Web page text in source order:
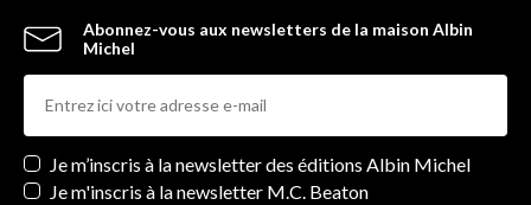
Abonnez-vous aux newsletters de la maison Albin
Michel
Newsletters
Je m’inscris à la newsletter des éditions Albin Michel
Je m'inscris à la newsletter M.C. Beaton